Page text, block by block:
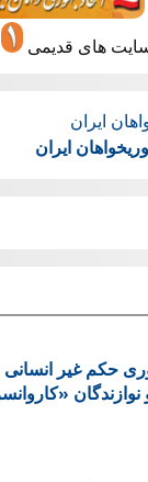
های قدیمی
ایران
حکم غیر